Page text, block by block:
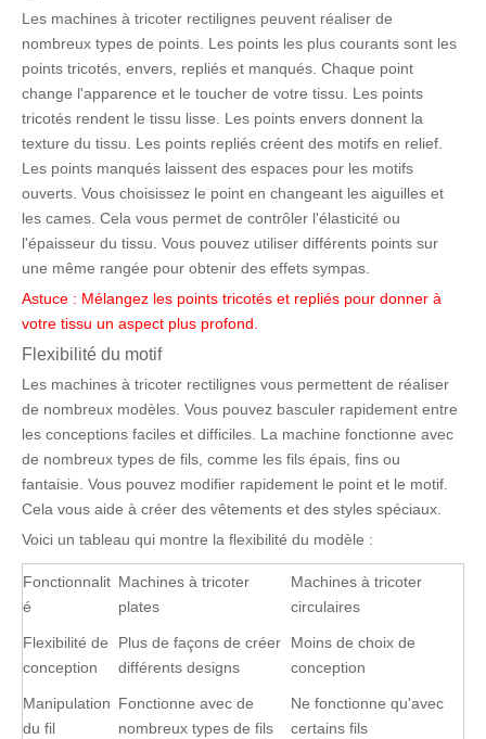
Les machines à tricoter rectilignes peuvent réaliser de
nombreux types de points. Les points les plus courants sont les
points tricotés, envers, repliés et manqués. Chaque point
change l'apparence et le toucher de votre tissu. Les points
tricotés rendent le tissu lisse. Les points envers donnent la
texture du tissu. Les points repliés créent des motifs en relief.
Les points manqués laissent des espaces pour les motifs
ouverts. Vous choisissez le point en changeant les aiguilles et
les cames. Cela vous permet de contrôler l'élasticité ou
l'épaisseur du tissu. Vous pouvez utiliser différents points sur
une même rangée pour obtenir des effets sympas.
Astuce : Mélangez les points tricotés et repliés pour donner à
votre tissu un aspect plus profond.
Flexibilité du motif
Les machines à tricoter rectilignes vous permettent de réaliser
de nombreux modèles. Vous pouvez basculer rapidement entre
les conceptions faciles et difficiles. La machine fonctionne avec
de nombreux types de fils, comme les fils épais, fins ou
fantaisie. Vous pouvez modifier rapidement le point et le motif.
Cela vous aide à créer des vêtements et des styles spéciaux.
Voici un tableau qui montre la flexibilité du modèle :
Fonctionnalit
é
Machines à tricoter
plates
Machines à tricoter
circulaires
Flexibilité de
conception
Plus de façons de créer
différents designs
Moins de choix de
conception
Manipulation
du fil
Fonctionne avec de
nombreux types de fils
Ne fonctionne qu'avec
certains fils